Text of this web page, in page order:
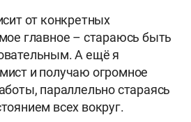
от конкретных
главное – стараюсь быть
А ещё я
и получаю огромное
параллельно стараясь
всех вокруг.